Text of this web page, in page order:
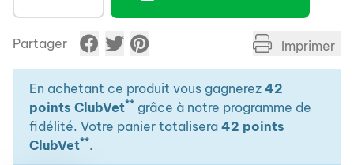
Partager Imprimer
En achetant ce produit vous gagnerez 42
points ClubVet** grâce à notre programme de
fidélité. Votre panier totalisera 42 points
ClubVet**.